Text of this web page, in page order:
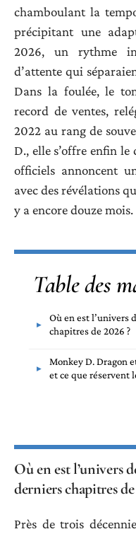
chamboulant la
précipitant une
2026, un rythme
d’attente qui
Dans la foulée, le
record de ventes,
2022 au rang de
D., elle s’offre enfin le
officiels annoncent
avec des révélations
y a encore douze mois.
Table des
Où en est l’univers
chapitres de 2026 ?
Monkey D. Dragon
et ce que réservent
Où en est l’univers
derniers chapitres de
Près de trois